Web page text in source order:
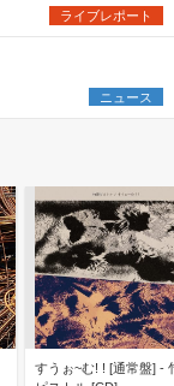
ライブレポート
ニュース
すうぉ~む! ! [通常盤] -